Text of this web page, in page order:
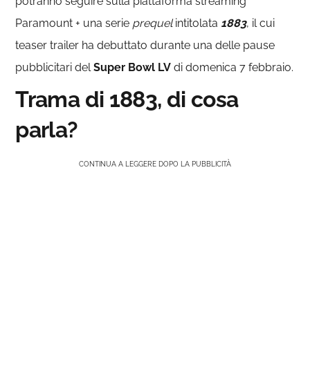
Paramount + una serie prequelintitolata 1883, il cui
teaser trailer ha debuttato durante una delle pause
pubblicitari delSuper Bowl LV di domenica 7 febbraio.
Trama di 1883, di cosa
parla?
CONTINUA A LEGGERE DOPO LA PUBBLICITÀ